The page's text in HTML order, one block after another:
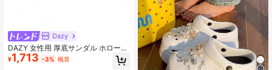
Dazy
DAZY 女性用 厚底サンダル ホローデ
ザイン 夏用 アウトドアビーチ用 非
滑り スリッパ ウェッジヒール 5cm
¥1,713 -3% 概算